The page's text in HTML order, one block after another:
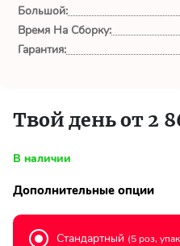
Ульяна
Тымовское,
вовремя. Не подвели.
свежие. Спасибо.
Тымовское,
Большой:
Время На Сборку:
Гарантия:
Твой день от 2
В наличии
Дополнительные опции
Стандартный (5 роз,